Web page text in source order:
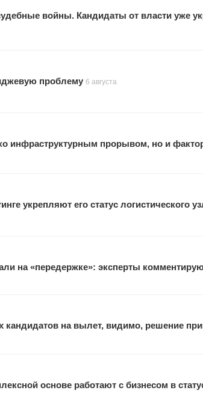
войны. Кандидаты от власти уже
проблему 6 августа
инфраструктурным прорывом, но и
укрепляют его статус логистического
на «передержке»: эксперты
на вылет, видимо, решение
основе работают с бизнесом в